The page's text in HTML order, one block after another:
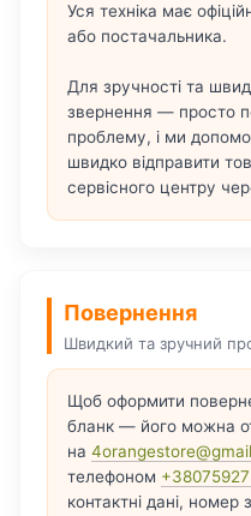
Уся техніка має
або постачальника.
Для зручності та
звернення — просто
проблему, і ми
швидко відправити
сервісного центру
Повернення
Швидкий та зручний
Щоб оформити
бланк — його можна
на
телефоном
контактні дані,